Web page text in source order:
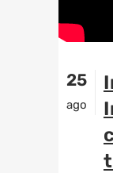
25
ago